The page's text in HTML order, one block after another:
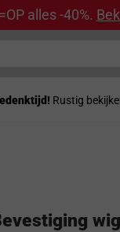
alles -40%.
Rustig